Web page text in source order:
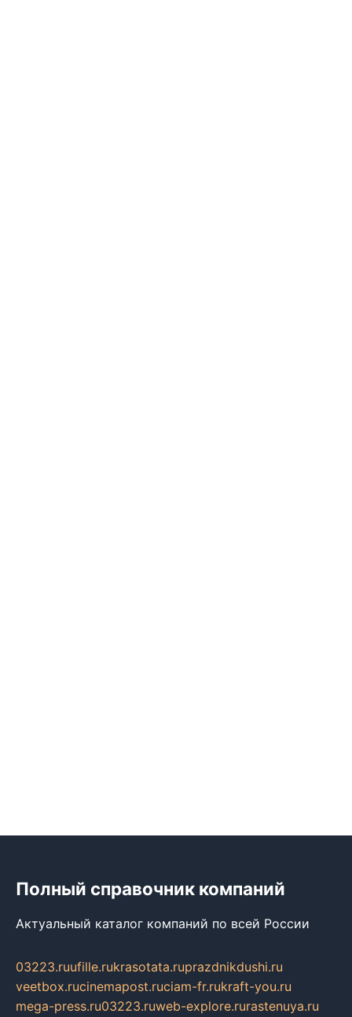
Полный справочник компаний
Актуальный каталог компаний по всей России
03223.ruufille.rukrasotata.ruprazdnikdushi.ru
veetbox.rucinemapost.ruciam-fr.rukraft-you.ru
mega-press.ru03223.ruweb-explore.rurastenuya.ru